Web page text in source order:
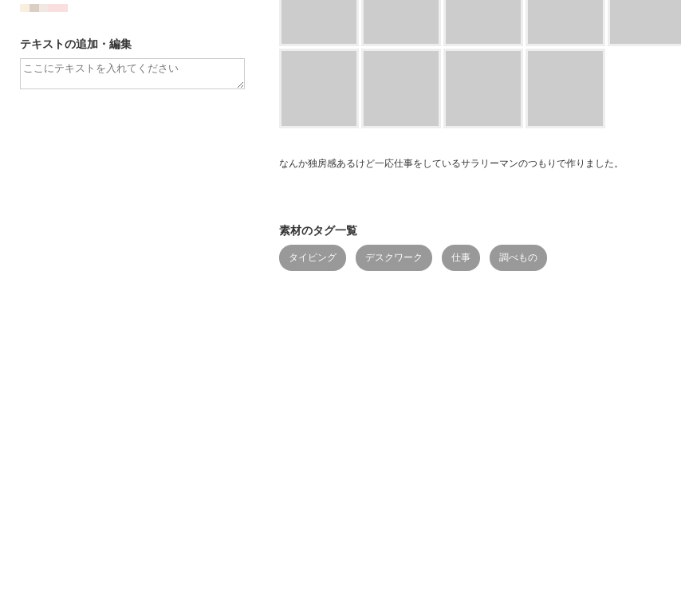
テキストの追加・編集
なんか独房感あるけど一応仕事をしているサラリーマンのつもりで作りました。
素材のタグ一覧
タイピング デスクワーク 仕事 調べもの